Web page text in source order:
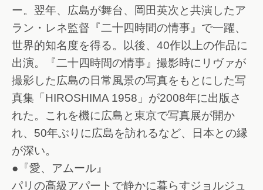
ー。翌年、広島が舞台、岡田英次と共演したア
ラン・レネ監督『二十四時間の情事』で一躍、
世界的知名度を得る。以後、40作以上の作品に
出演。『二十四時間の情事』撮影時にリヴァが
撮影した広島の日常風景の写真をもとにした写
真集「HIROSHIMA 1958」が2008年に出版さ
れた。これを機に広島と東京で写真展が開か
れ、50年ぶりに広島を訪れるなど、日本との縁
が深い。
●『愛、アムール』
パリの高級アパートで静かに暮らすジョルジュ